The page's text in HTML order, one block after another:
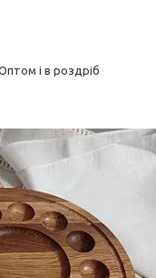
і в роздріб